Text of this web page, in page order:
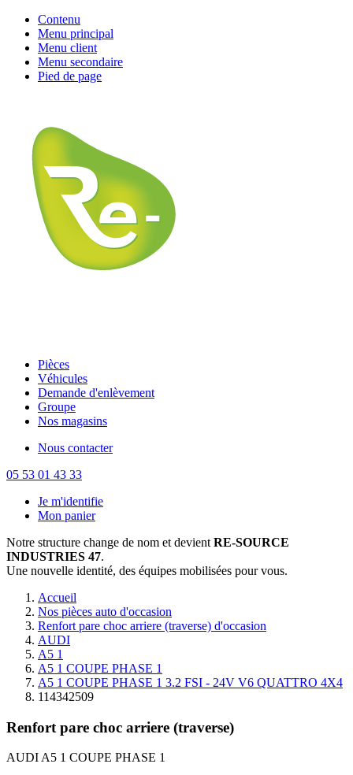
Contenu
Menu principal
Menu client
Menu secondaire
Pied de page
Pièces
Véhicules
Demande d'enlèvement
Groupe
Nos magasins
Nous contacter
05 53 01 43 33
Je m'identifie
Mon panier
Notre structure change de nom et devient RE-SOURCE
INDUSTRIES 47.
Une nouvelle identité, des équipes mobilisées pour vous.
Accueil
Nos pièces auto d'occasion
Renfort pare choc arriere (traverse) d'occasion
AUDI
A5 1
A5 1 COUPE PHASE 1
A5 1 COUPE PHASE 1 3.2 FSI - 24V V6 QUATTRO 4X4
114342509
Renfort pare choc arriere (traverse)
AUDI A5 1 COUPE PHASE 1